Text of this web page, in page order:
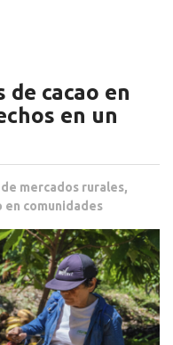
cacao en
en un
mercados rurales,
comunidades